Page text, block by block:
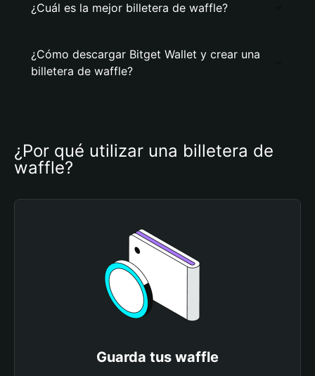
¿Cuál es la mejor billetera de waffle?
¿Cómo descargar Bitget Wallet y crear una
billetera de waffle?
¿Por qué utilizar una billetera de
waffle?
Guarda tus waffle